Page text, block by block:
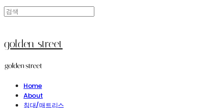
golden street
Home
About
침대/매트리스